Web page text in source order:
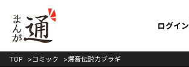
ログイン
TOP コミック 爆音伝説カブラギ